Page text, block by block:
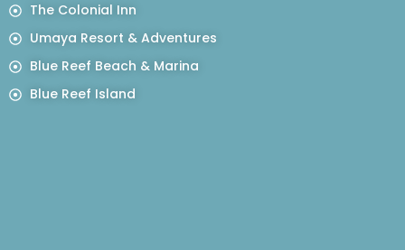
The Colonial Inn
Umaya Resort & Adventures
Blue Reef Beach & Marina
Blue Reef Island